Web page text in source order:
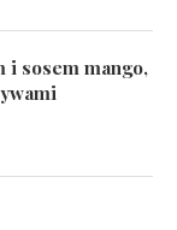
i sosem mango,